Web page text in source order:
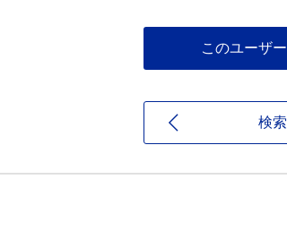
このユーザ
検